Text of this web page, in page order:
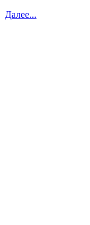
Далее...